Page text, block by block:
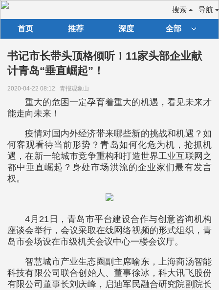
导航
搜索
首页 推荐 深度 全部
书记市长带头顶格倾听！11家头部企业献
计青岛“垂直崛起”！
2020-04-22 08:12 青报观象山
重大的危困一定孕育着重大的机遇，看见未来才
能走向未来！
疫情对国内外经济带来哪些新的挑战和机遇？如
何客观看待当前形势？青岛如何化危为机，抢抓机
遇，在新一轮城市竞争重构和打造世界工业互联网之
都中垂直崛起？身处市场洪流的企业家们最有发言
权。
4月21日，青岛市平台建设合作与创意咨询机构
座谈会举行，会议采取在线网络视频的形式组织，青
岛市会场设在市级机关会议中心一楼会议厅。
智慧城市产业生态圈副主席喻东，上海商汤智能
科技有限公司联合创始人、董事徐冰，科大讯飞股份
有限公司董事长刘庆峰，启迪军民融合研究院副院长